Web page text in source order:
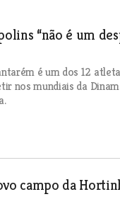
“não é um
é um dos 12
nos mundiais da
campo da